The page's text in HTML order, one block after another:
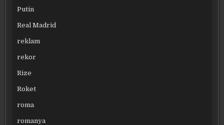
Putin
Real Madrid
reklam
rekor
Rize
Roket
roma
romanya